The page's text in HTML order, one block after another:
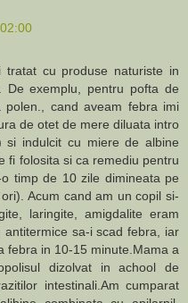
cu produse naturiste in
De exemplu, pentru pofta de
cand aveam febra imi
de otet de mere diluata intro
si indulcit cu miere de albine
fi folosita si ca remediu pentru
timp de 10 zile dimineata pe
Acum cand am un copil si-
laringite, amigdalite eram
sa-i scad febra, iar
febra in 10-15 minute.Mama a
dizolvat in achool de
intestinali.Am cumparat